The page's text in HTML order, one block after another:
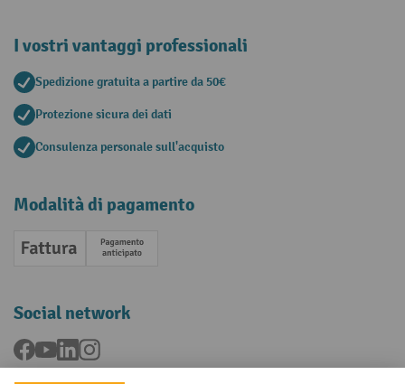
I vostri vantaggi professionali
Spedizione gratuita a partire da 50€
Protezione sicura dei dati
Consulenza personale sull'acquisto
Modalità di pagamento
Fattura Pagamento anticipato
Social network
Facebook
YouTubeLinkedInInstagram